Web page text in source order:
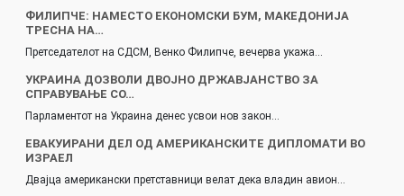
ФИЛИПЧЕ: НАМЕСТО ЕКОНОМСКИ БУМ, МАКЕДОНИЈА
ТРЕСНА НА…
Претседателот на СДСМ, Венко Филипче, вечерва укажа…
УКРАИНА ДОЗВОЛИ ДВОЈНО ДРЖАВЈАНСТВО ЗА
СПРАВУВАЊЕ СО…
Парламентот на Украина денес усвои нов закон…
ЕВАКУИРАНИ ДЕЛ ОД АМЕРИКАНСКИТЕ ДИПЛОМАТИ ВО
ИЗРАЕЛ
Двајца американски претставници велат дека владин авион…